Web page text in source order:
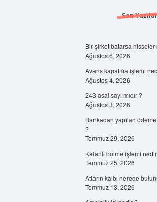
Son
Bir şirket batarsa hisseler
Ağustos 6, 2026
Avans kapatma işlemi
Ağustos 4, 2026
243 asal sayı mıdır ?
Ağustos 3, 2026
Bankadan yapılan ödeme
?
Temmuz 29, 2026
Kalanlı bölme işlemi
Temmuz 25, 2026
Atların kalbi nerede
Temmuz 13, 2026